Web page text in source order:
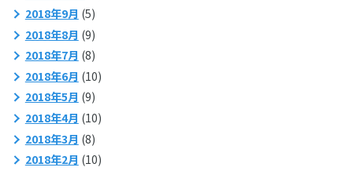
2018年9月 (5)
2018年8月 (9)
2018年7月 (8)
2018年6月 (10)
2018年5月 (9)
2018年4月 (10)
2018年3月 (8)
2018年2月 (10)